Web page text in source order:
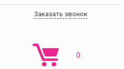
Заказать звонок
0